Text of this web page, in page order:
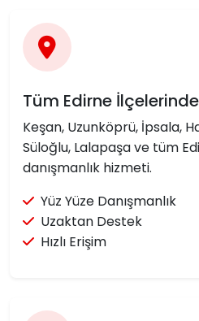
Tüm Edirne
Keşan, Uzunköprü, İpsala,
Süloğlu, Lalapaşa ve tüm
danışmanlık hizmeti.
Yüz Yüze Danışmanlık
Uzaktan Destek
Hızlı Erişim